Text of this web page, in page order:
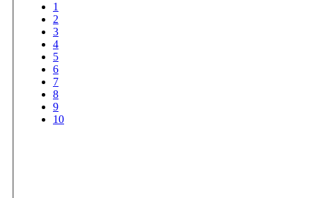
1
2
3
4
5
6
7
8
9
10